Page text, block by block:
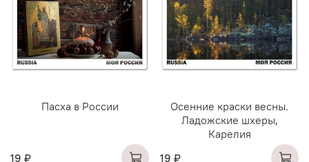
Пасха в России
19 ₽
Осенние краски весны.
Ладожские шхеры,
Карелия
19 ₽